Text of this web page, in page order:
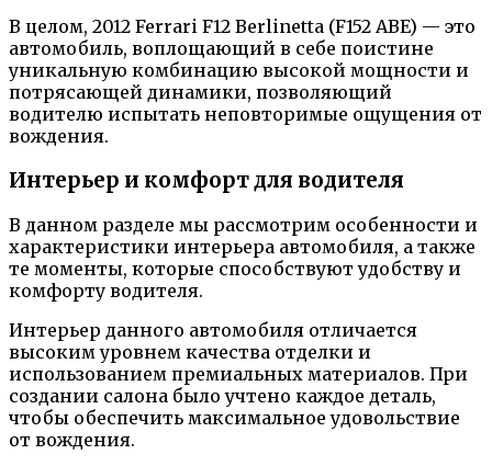
В целом, 2012 Ferrari F12 Berlinetta (F152 ABE) — это
автомобиль, воплощающий в себе поистине
уникальную комбинацию высокой мощности и
потрясающей динамики, позволяющий
водителю испытать неповторимые ощущения от
вождения.
Интерьер и комфорт для водителя
В данном разделе мы рассмотрим особенности и
характеристики интерьера автомобиля, а также
те моменты, которые способствуют удобству и
комфорту водителя.
Интерьер данного автомобиля отличается
высоким уровнем качества отделки и
использованием премиальных материалов. При
создании салона было учтено каждое деталь,
чтобы обеспечить максимальное удовольствие
от вождения.